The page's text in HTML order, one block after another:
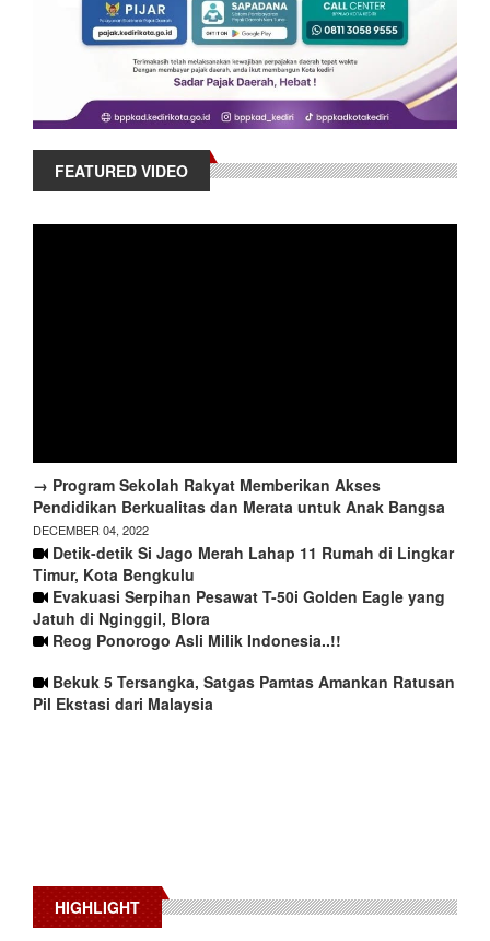
FEATURED VIDEO
→ Program Sekolah Rakyat Memberikan Akses
Pendidikan Berkualitas dan Merata untuk Anak Bangsa
DECEMBER 04, 2022
Detik-detik Si Jago Merah Lahap 11 Rumah di Lingkar
Timur, Kota Bengkulu
Evakuasi Serpihan Pesawat T-50i Golden Eagle yang
Jatuh di Nginggil, Blora
Reog Ponorogo Asli Milik Indonesia..!!
Bekuk 5 Tersangka, Satgas Pamtas Amankan Ratusan
Pil Ekstasi dari Malaysia
HIGHLIGHT